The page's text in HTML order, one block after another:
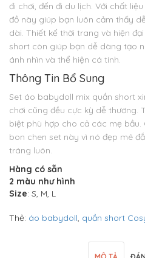
đi chơi, đến đi du lịch. Với chất
đồ này giúp bạn luôn cảm thấy
dài. Thiết kế thời trang và hiện
short còn giúp bạn dễ dàng tạo
ánh nhìn và thể hiện cá tính.
Thông Tin Bổ Sung
Set áo babydoll mix quần short
chơi cũng đều cực kỳ dễ thương.
biệt phù hợp cho cả các mẹ
bon chen set này vì nó đẹp mê
tráng luôn.
Hàng có sẵn
2 màu như hình
Size: S, M, L
Thẻ: áo babydoll, quần short